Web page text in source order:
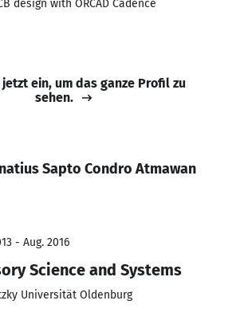
design with ORCAD Cadence
jetzt ein, um das ganze Profil zu
sehen.
Sapto Condro Atmawan
- Aug. 2016
Science and Systems
Universität Oldenburg